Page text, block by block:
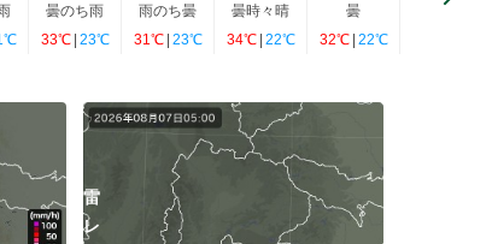
曇のち雨
33℃ 23℃
雨のち曇
31℃ 23℃
曇時々晴
34℃ 22℃
曇
32℃ 22℃
雷
レ